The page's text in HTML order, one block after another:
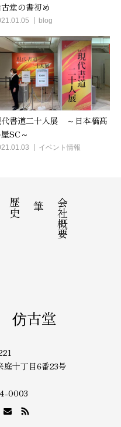
堂の書初め
blog
書道二十人展 ～日本橋髙
SC～
イベント情報
会社概要
筆
歴史
仿古堂
庭十丁目6番23号
0003